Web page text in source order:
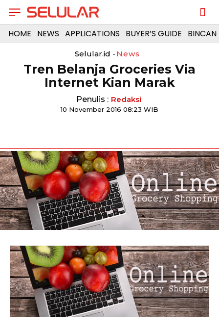
HOME NEWS APPLICATIONS BUYER’S GUIDE
Selular.id - News
Tren Belanja Groceries Via
Internet Kian Marak
Penulis : Redaksi
10 November 2016 08:23 WIB